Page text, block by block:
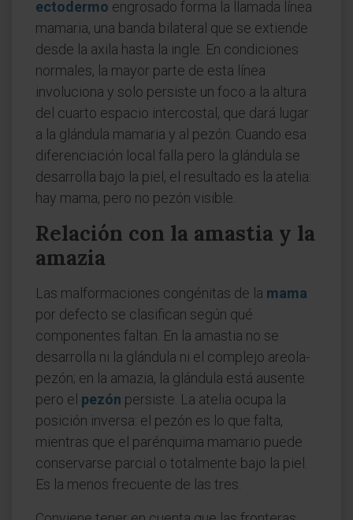
ectodermo engrosado forma la llamada línea
mamaria, una banda bilateral que se extiende
desde la axila hasta la ingle. En condiciones
normales, la mayor parte de esta línea
involuciona y solo persiste un foco a la altura
del cuarto espacio intercostal, que dará lugar
a la glándula mamaria y al pezón. Cuando esa
diferenciación local falla pero la glándula se
desarrolla bajo la piel, el resultado es la atelia:
hay mama, pero no pezón visible.
Relación con la amastia y la
amazia
Las malformaciones congénitas de la mama
por defecto se clasifican según qué
componentes faltan. En la amastia no se
desarrolla ni la glándula ni el complejo areola-
pezón; en la amazia, la glándula está ausente
pero el pezón persiste. La atelia ocupa la
posición inversa: el pezón es lo que falta,
mientras que el parénquima mamario puede
conservarse parcial o totalmente bajo la piel.
Es la menos frecuente de las tres.